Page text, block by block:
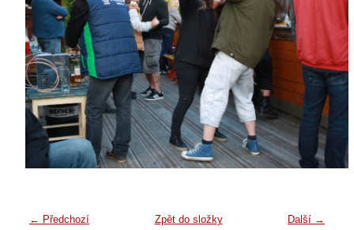
← Předchozí Další →
Zpět do složky